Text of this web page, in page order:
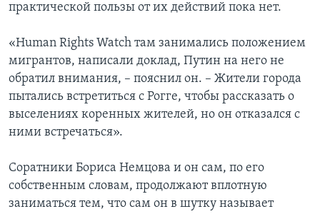
практической пользы от их действий пока нет.
«Human Rights Watch там занимались положением
мигрантов, написали доклад, Путин на него не
обратил внимания, – пояснил он. – Жители города
пытались встретиться с Рогге, чтобы рассказать о
выселениях коренных жителей, но он отказался с
ними встречаться».
Соратники Бориса Немцова и он сам, по его
собственным словам, продолжают вплотную
заниматься тем, что сам он в шутку называет